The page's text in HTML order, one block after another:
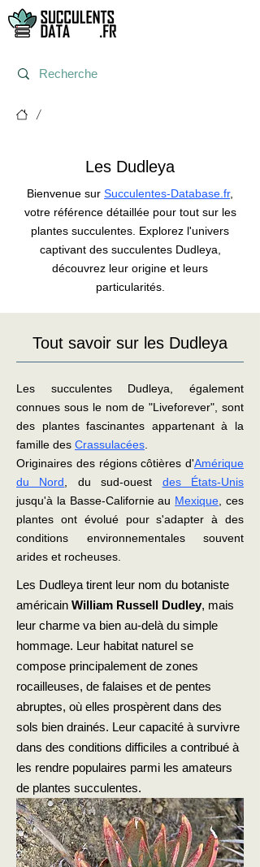
/
Les Dudleya
Bienvenue sur Succulentes-Database.fr,
votre référence détaillée pour tout sur les
plantes succulentes. Explorez l'univers
captivant des succulentes Dudleya,
découvrez leur origine et leurs
particularités.
Tout savoir sur les Dudleya
Les succulentes Dudleya, également
connues sous le nom de "Liveforever", sont
des plantes fascinantes appartenant à la
famille des Crassulacées
Originaires des régions côtières d'Amérique
du Nord , du sud-ouest des États-Unis
jusqu'à la Basse-Californie au Mexique , ces
plantes ont évolué pour s'adapter à des
conditions environnementales souvent
arides et rocheuses.
Les Dudleya tirent leur nom du botaniste
américain William Russell Dudley, mais
leur charme va bien au-delà du simple
hommage. Leur habitat naturel se
compose principalement de zones
rocailleuses, de falaises et de pentes
abruptes, où elles prospèrent dans des
sols bien drainés. Leur capacité à survivre
dans des conditions difficiles a contribué à
les rendre populaires parmi les amateurs
de plantes succulentes.